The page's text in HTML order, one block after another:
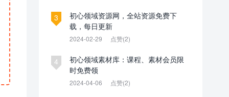
3
初心领域资源网，全站资源免费下
载，每日更新
2024-02-29 点赞(2)
4
初心领域素材库：课程、素材会员限
时免费领
2024-04-06 点赞(2)